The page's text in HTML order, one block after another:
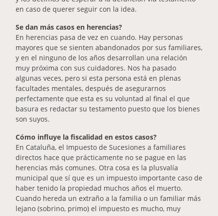
en caso de querer seguir con la idea.
Se dan más casos en herencias?
En herencias pasa de vez en cuando. Hay personas
mayores que se sienten abandonados por sus familiares,
y en el ninguno de los años desarrollan una relación
muy próxima con sus cuidadores. Nos ha pasado
algunas veces, pero si esta persona está en plenas
facultades mentales, después de asegurarnos
perfectamente que esta es su voluntad al final el que
basura es redactar su testamento puesto que los bienes
son suyos.
Cómo influye la fiscalidad en estos casos?
En Cataluña, el Impuesto de Sucesiones a familiares
directos hace que prácticamente no se pague en las
herencias más comunes. Otra cosa es la plusvalía
municipal que sí que es un impuesto importante caso de
haber tenido la propiedad muchos años el muerto.
Cuando hereda un extraño a la familia o un familiar más
lejano (sobrino, primo) el impuesto es mucho, muy